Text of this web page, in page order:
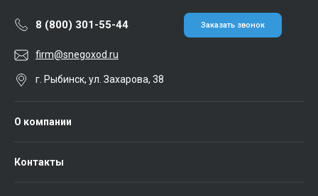
8 (800) 301-55-44 Заказать звонок
firm@snegoxod.ru
г. Рыбинск, ул. Захарова, 38
О компании
Контакты